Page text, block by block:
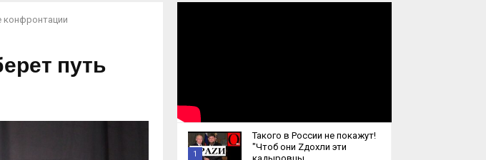
конфронтации
путь
1
Такого в России не покажут!
"Чтоб они Zдохли эти